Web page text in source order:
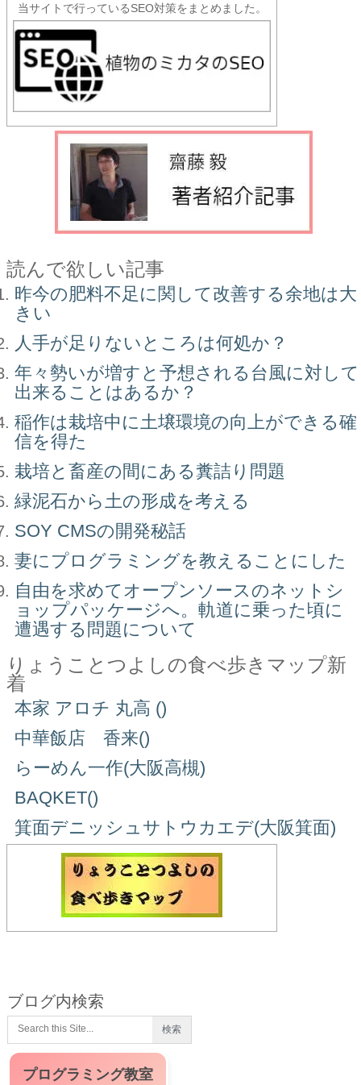
当サイトで行っているSEO対策をまとめました。
読んで欲しい記事
昨今の肥料不足に関して改善する余地は大
きい
人手が足りないところは何処か？
年々勢いが増すと予想される台風に対して
出来ることはあるか？
稲作は栽培中に土壌環境の向上ができる確
信を得た
栽培と畜産の間にある糞詰り問題
緑泥石から土の形成を考える
SOY CMSの開発秘話
妻にプログラミングを教えることにした
自由を求めてオープンソースのネットシ
ョップパッケージへ。軌道に乗った頃に
遭遇する問題について
りょうことつよしの食べ歩きマップ新
着
本家 アロチ 丸高 ()
中華飯店 香来()
らーめん一作(大阪高槻)
BAQKET()
箕面デニッシュサトウカエデ(大阪箕面)
ブログ内検索
プログラミング教室